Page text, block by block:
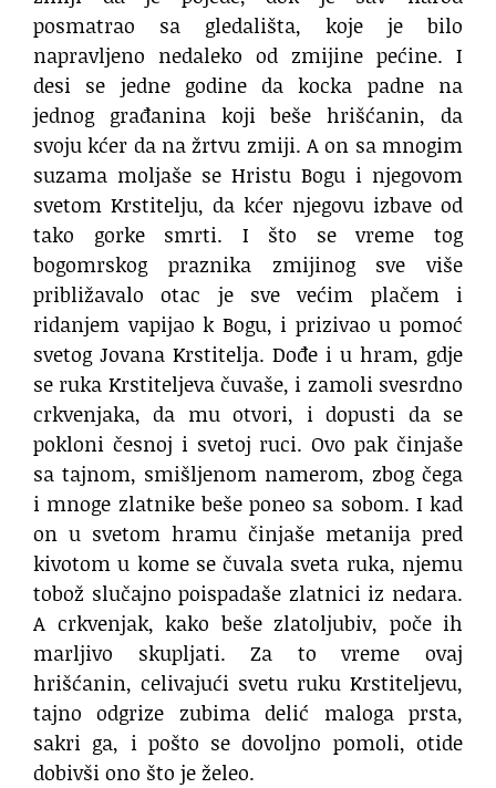
posmatrao sa gledališta, koje je bilo
napravljeno nedaleko od zmijine pećine. I
desi se jedne godine da kocka padne na
jednog građanina koji beše hrišćanin, da
svoju kćer da na žrtvu zmiji. A on sa mnogim
suzama moljaše se Hristu Bogu i njegovom
svetom Krstitelju, da kćer njegovu izbave od
tako gorke smrti. I što se vreme tog
bogomrskog praznika zmijinog sve više
približavalo otac je sve većim plačem i
ridanjem vapijao k Bogu, i prizivao u pomoć
svetog Jovana Krstitelja. Dođe i u hram, gdje
se ruka Krstiteljeva čuvaše, i zamoli svesrdno
crkvenjaka, da mu otvori, i dopusti da se
pokloni česnoj i svetoj ruci. Ovo pak činjaše
sa tajnom, smišljenom namerom, zbog čega
i mnoge zlatnike beše poneo sa sobom. I kad
on u svetom hramu činjaše metanija pred
kivotom u kome se čuvala sveta ruka, njemu
tobož slučajno poispadaše zlatnici iz nedara.
A crkvenjak, kako beše zlatoljubiv, poče ih
marljivo skupljati. Za to vreme ovaj
hrišćanin, celivajući svetu ruku Krstiteljevu,
tajno odgrize zubima delić maloga prsta,
sakri ga, i pošto se dovoljno pomoli, otide
dobivši ono što je želeo.